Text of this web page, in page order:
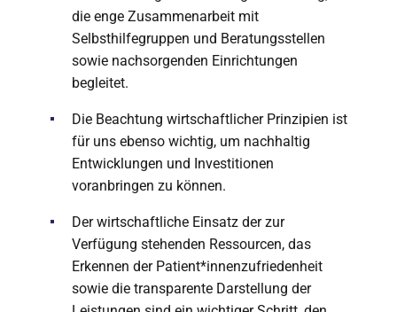
die enge Zusammenarbeit mit
Selbsthilfegruppen und Beratungsstellen
sowie nachsorgenden Einrichtungen
begleitet.
Die Beachtung wirtschaftlicher Prinzipien ist
für uns ebenso wichtig, um nachhaltig
Entwicklungen und Investitionen
voranbringen zu können.
Der wirtschaftliche Einsatz der zur
Verfügung stehenden Ressourcen, das
Erkennen der Patient*innenzufriedenheit
sowie die transparente Darstellung der